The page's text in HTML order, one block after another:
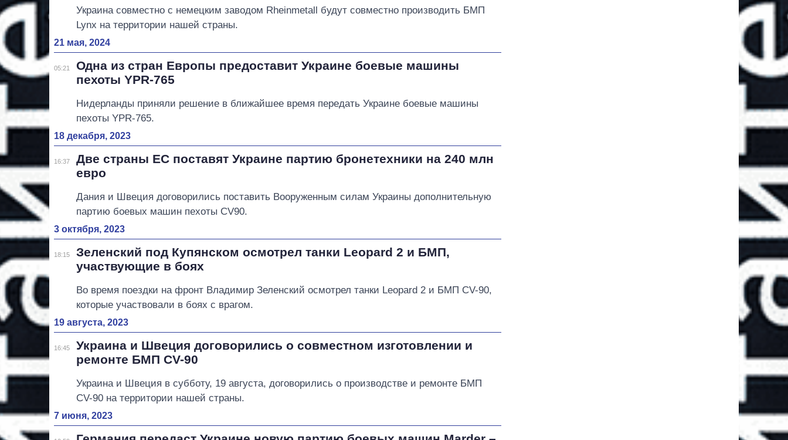
Украина совместно с немецким заводом Rheinmetall будут совместно производить БМП
Lynx на территории нашей страны.
21 мая, 2024
05:21
Одна из стран Европы предоставит Украине боевые машины
пехоты YPR-765
Нидерланды приняли решение в ближайшее время передать Украине боевые машины
пехоты YPR-765.
18 декабря, 2023
16:37
Две страны ЕС поставят Украине партию бронетехники на 240 млн
евро
Дания и Швеция договорились поставить Вооруженным силам Украины дополнительную
партию боевых машин пехоты CV90.
3 октября, 2023
18:15
Зеленский под Купянском осмотрел танки Leopard 2 и БМП,
участвующие в боях
Во время поездки на фронт Владимир Зеленский осмотрел танки Leopard 2 и БМП CV-90,
которые участвовали в боях с врагом.
19 августа, 2023
16:45
Украина и Швеция договорились о совместном изготовлении и
ремонте БМП CV-90
Украина и Швеция в субботу, 19 августа, договорились о производстве и ремонте БМП
CV-90 на территории нашей страны.
7 июня, 2023